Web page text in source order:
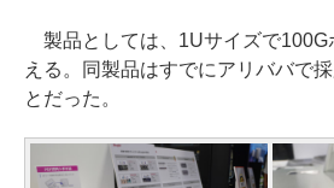
製品としては、1Uサイズで100G
える。同製品はすでにアリババで
とだった。